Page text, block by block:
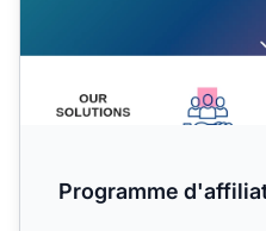
Programme